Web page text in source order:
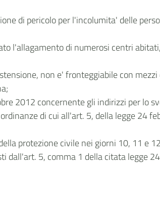
di pericolo per l'incolumita' delle
l'allagamento di numerosi centri
non e' fronteggiabile con
2012 concernente gli indirizzi per lo
di cui all'art. 5, della legge 24
protezione civile nei giorni 10, 11 e
dall'art. 5, comma 1 della citata legge